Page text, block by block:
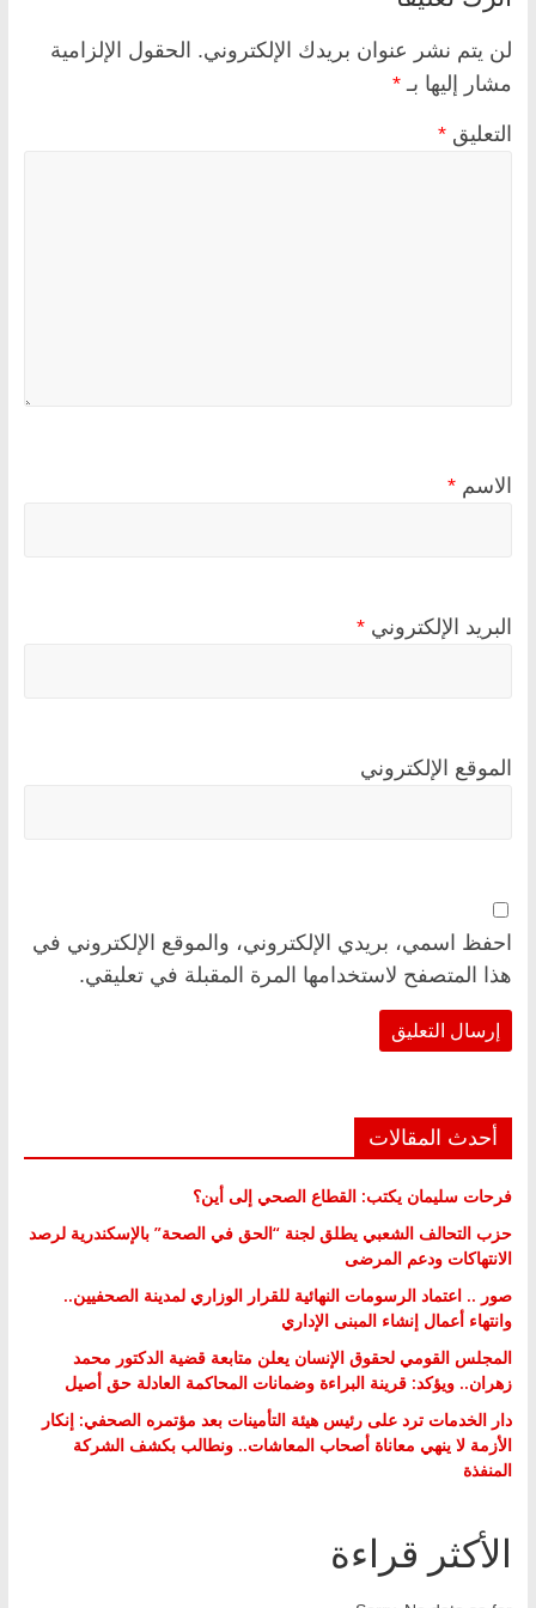
لن يتم نشر عنوان بريدك الإلكتروني. الحقول الإلزامية
مشار إليها بـ *
التعليق *
الاسم *
البريد الإلكتروني *
الموقع الإلكتروني
احفظ اسمي، بريدي الإلكتروني، والموقع الإلكتروني في
هذا المتصفح لاستخدامها المرة المقبلة في تعليقي.
أحدث المقالات
فرحات سليمان يكتب: القطاع الصحي إلى أين؟
حزب التحالف الشعبي يطلق لجنة “الحق في الصحة” بالإسكندرية لرصد
الانتهاكات ودعم المرضى
صور .. اعتماد الرسومات النهائية للقرار الوزاري لمدينة الصحفيين..
وانتهاء أعمال إنشاء المبنى الإداري
المجلس القومي لحقوق الإنسان يعلن متابعة قضية الدكتور محمد
زهران.. ويؤكد: قرينة البراءة وضمانات المحاكمة العادلة حق أصيل
دار الخدمات ترد على رئيس هيئة التأمينات بعد مؤتمره الصحفي: إنكار
الأزمة لا ينهي معاناة أصحاب المعاشات.. ونطالب بكشف الشركة
المنفذة
الأكثر قراءة